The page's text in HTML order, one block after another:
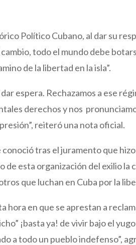
Político Cubano, al dar su
todo el mundo debe
de la libertad en la isla”.
dar espera. Rechazamos a ese
derechos y nos
reiteró una nota oficial.
tras el juramento que
esta organización del exilio la
que luchan en Cuba por la
hora en que se aprestan a
¡basta ya! de vivir bajo el
a todo un pueblo indefenso”,